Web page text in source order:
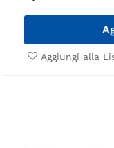
Aggiungi alla